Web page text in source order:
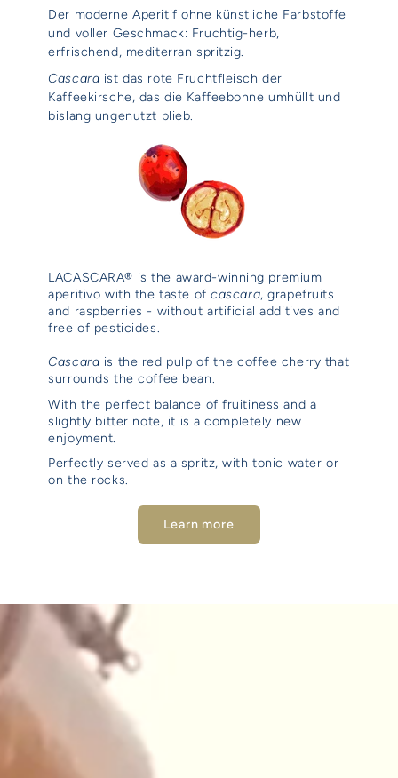
Der moderne Aperitif ohne künstliche Farbstoffe
und voller Geschmack: Fruchtig-herb,
erfrischend, mediterran spritzig.
Cascara ist das rote Fruchtfleisch der
Kaffeekirsche, das die Kaffeebohne umhüllt und
bislang ungenutzt blieb.
LACASCARA® is the award-winning premium
aperitivo with the taste ofcascara, grapefruits
and raspberries - without artificial additives and
free of pesticides.
Cascara is the red pulp of the coffee cherry that
surrounds the coffee bean.
With the perfect balance of fruitiness and a
slightly bitter note, it is a completely new
enjoyment.
Perfectly served as a spritz, with tonic water or
on the rocks.
Learn more